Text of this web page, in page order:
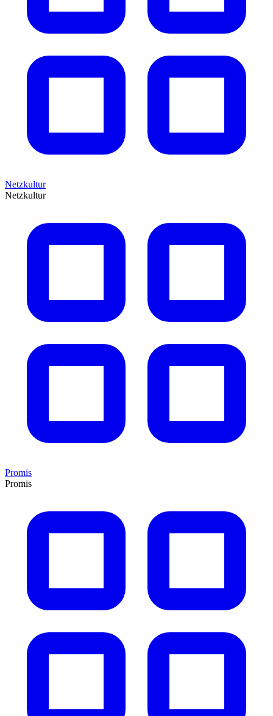
Netzkultur
Netzkultur
Promis
Promis